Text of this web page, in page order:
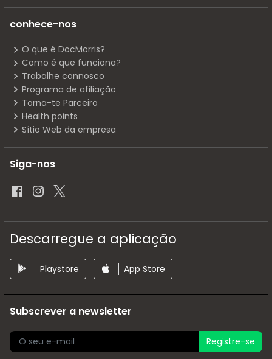
conhece-nos
O que é DocMorris?
Como é que funciona?
Trabalhe connosco
Programa de afiliação
Torna-te Parceiro
Health points
Sítio Web da empresa
Siga-nos
Descarregue a aplicação
Playstore App Store
Subscrever a newsletter
Registre-se